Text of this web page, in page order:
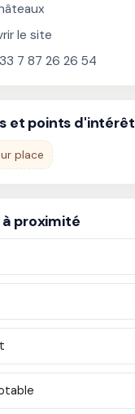
le site
7 87 26 26 54
et points d'intérêt
place
proximité